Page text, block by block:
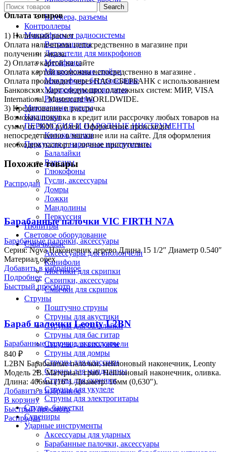
Переходники
Штекера, разъемы
Контроллеры
Микрофоны и радиосистемы
Ветрозащиты
Держатели для микрофонов
Мегафоны
Микрофонные стойки
Микрофоны беспроводные
Микрофоны проводные
Радиосистемы
Микшерные пульты
Наушники
ПЕРКУССИЯ И НАРОДНЫЕ ИНСТРУМЕНТЫ
Колокольчики
Перкуссия и народные инструменты
Балалайки
Варганы
Глюкофоны
Гусли, аксессуары
Домры
Ложки
Мандолины
Перкуссия
Пюпитры
Световое оборудование
Смычковые
Аксессуары для виолончели
Канифоли
Мостики для скрипки
Скрипки, аксессуары
Смычки для скрипок
Струны
Поштучно струны
Струны для акустики
Струны для балалайки
Струны для бас гитар
Струны для виолончели
Струны для домры
Струны для классики
Струны для мандолины
Струны для скрипки
Струны для укулеле
Струны для электрогитары
Стулья, банкетки
Сувениры
Ударные инструменты
Аксессуары для ударных
Барабанные палочки, аксессуары
Search
Оплата товаров
1) Наличный расчет
Оплата наличными непосредственно в магазине при
получении заказа.
2) Оплата картой на сайте
Оплата картой возможна непосредственно в магазине .
Оплата происходит через ПАО СБЕРБАНК с использованием
Банковских карт следующих платежных систем: МИР, VISA
International, Mastercard WORLDWIDE.
3) Кредитование и рассрочка
Возможна покупка в кредит или рассрочку любых товаров на
сумму от 3000 рублей. Оформление происходит
непосредственно в магазине или на сайте. Для оформления
необходим паспорт и личное присутствие.
Похожие товары
Распродан
Барабанные палочки VIC FIRTH N7A
Барабанные палочки, аксессуары
Серия: Nova Наконечник дерево Длина 15 1/2″ Диаметр 0.540″
Материал орех
Добавить в избранное
Подробнее
Быстрый просмотр
Бараб палочки Leonty L2BN
Барабанные палочки, аксессуары
840 ₽
L2BN Барабанные палочки, нейлоновый наконечник, Leonty
Модель 2B. Материал: граб. Нейлоновый наконечник, оливка.
Длина: 406мм (16″). Диаметр: 16мм (0,630″).
Добавить в избранное
В корзину
Быстрый просмотр
Распродан